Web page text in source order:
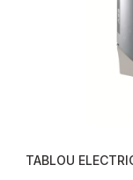
TABLOU